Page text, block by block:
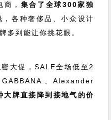
， 集合了全球300家独
，各种奢侈品、小众设计
多到能让你挑花眼。
大促，SALE全场低至2
、Alexander
大牌直接降到接地气的价